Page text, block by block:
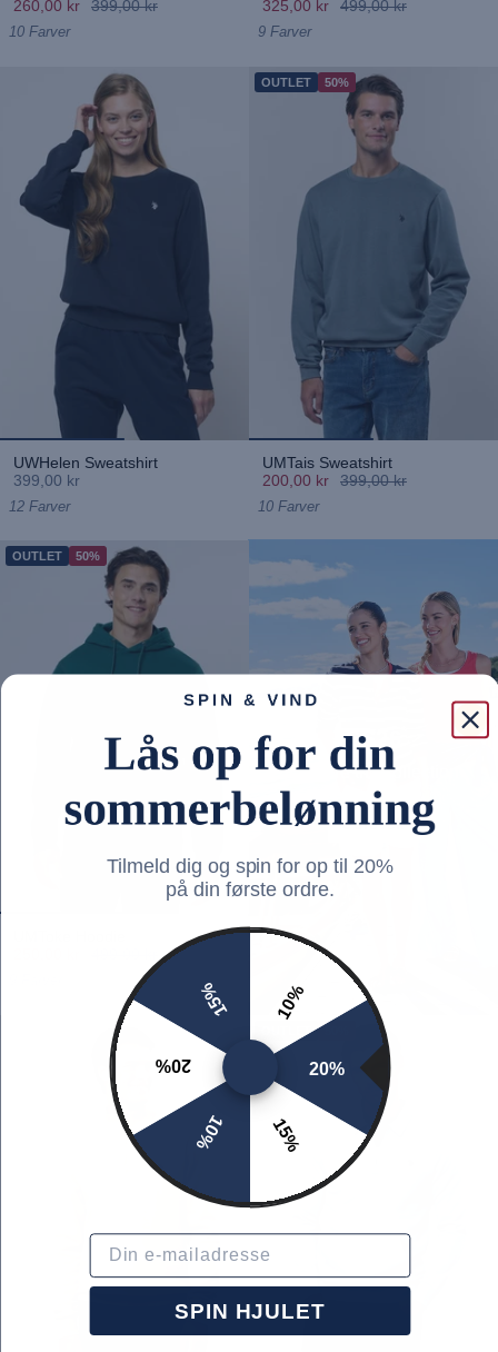
260,00 kr
399,00 kr
10 Farver
325,00 kr
499,00 kr
9 Farver
UWHelen Sweatshirt
399,00 kr
12 Farver
OUTLET 50%
UMTais Sweatshirt
200,00 kr
399,00 kr
10 Farver
OUTLET 50%
SS26
Explore the collection
Udforsk
OUTLET
Tilmeld dig og spin for op til 20%
på din første ordre.
10%
20%
15%
10%
20%
15%
Email
SPIN HJULET